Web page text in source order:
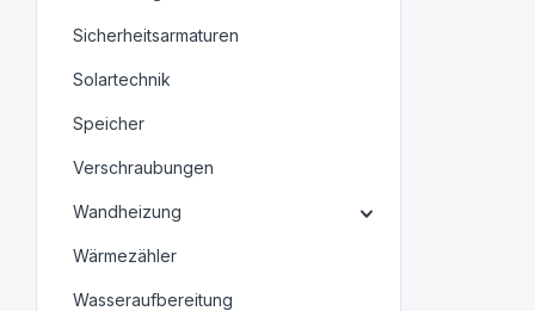
Sicherheitsarmaturen
Solartechnik
Speicher
Verschraubungen
Wandheizung
Wärmezähler
Wasseraufbereitung